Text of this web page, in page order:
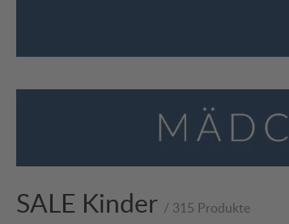
SALE Kinder / 315 Produkte